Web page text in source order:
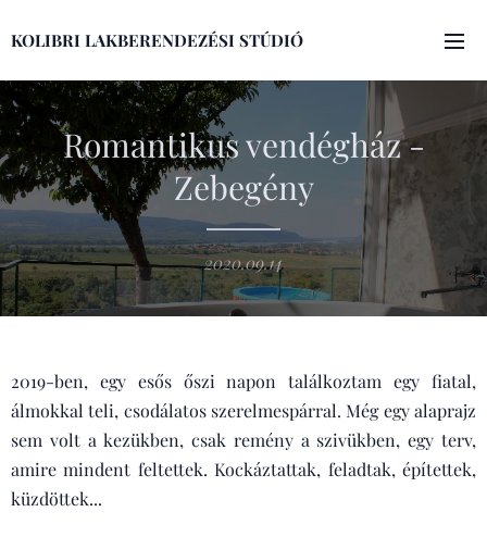
KOLIBRI LAKBERENDEZÉSI STÚDIÓ
Romantikus vendégház -
Zebegény
2020.09.14
2019-ben, egy esős őszi napon találkoztam egy fiatal,
álmokkal teli, csodálatos szerelmespárral. Még egy alaprajz
sem volt a kezükben, csak remény a szivükben, egy terv,
amire mindent feltettek. Kockáztattak, feladtak, építettek,
küzdöttek...